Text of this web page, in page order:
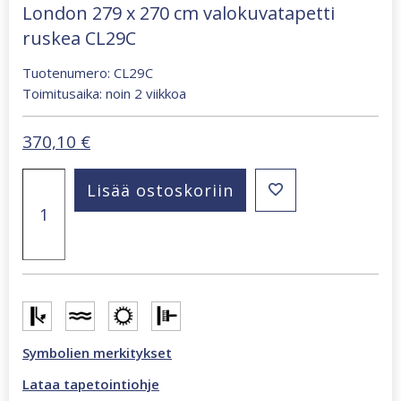
London 279 x 270 cm valokuvatapetti
ruskea CL29C
Tuotenumero: CL29C
Toimitusaika: noin 2 viikkoa
370,10 €
valokuvatapetti
CL29C
määrä
Lisää ostoskoriin
Symbolien merkitykset
Lataa tapetointiohje